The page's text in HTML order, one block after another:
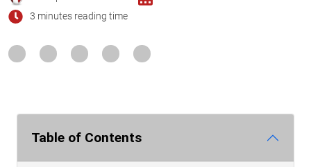
3 minutes reading time
Table of Contents